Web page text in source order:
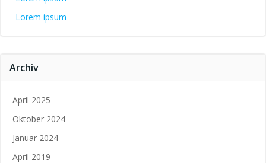
Lorem ipsum
Archiv
April 2025
Oktober 2024
Januar 2024
April 2019